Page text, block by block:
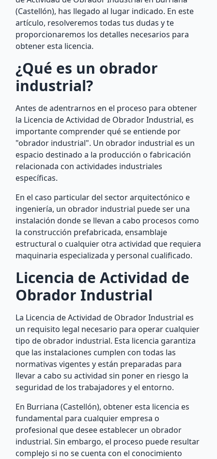
(Castellón), has llegado al lugar indicado. En este
artículo, resolveremos todas tus dudas y te
proporcionaremos los detalles necesarios para
obtener esta licencia.
¿Qué es un obrador
industrial?
Antes de adentrarnos en el proceso para obtener
la Licencia de Actividad de Obrador Industrial, es
importante comprender qué se entiende por
"obrador industrial". Un obrador industrial es un
espacio destinado a la producción o fabricación
relacionada con actividades industriales
específicas.
En el caso particular del sector arquitectónico e
ingeniería, un obrador industrial puede ser una
instalación donde se llevan a cabo procesos como
la construcción prefabricada, ensamblaje
estructural o cualquier otra actividad que requiera
maquinaria especializada y personal cualificado.
Licencia de Actividad de
Obrador Industrial
La Licencia de Actividad de Obrador Industrial es
un requisito legal necesario para operar cualquier
tipo de obrador industrial. Esta licencia garantiza
que las instalaciones cumplen con todas las
normativas vigentes y están preparadas para
llevar a cabo su actividad sin poner en riesgo la
seguridad de los trabajadores y el entorno.
En Burriana (Castellón), obtener esta licencia es
fundamental para cualquier empresa o
profesional que desee establecer un obrador
industrial. Sin embargo, el proceso puede resultar
complejo si no se cuenta con el conocimiento